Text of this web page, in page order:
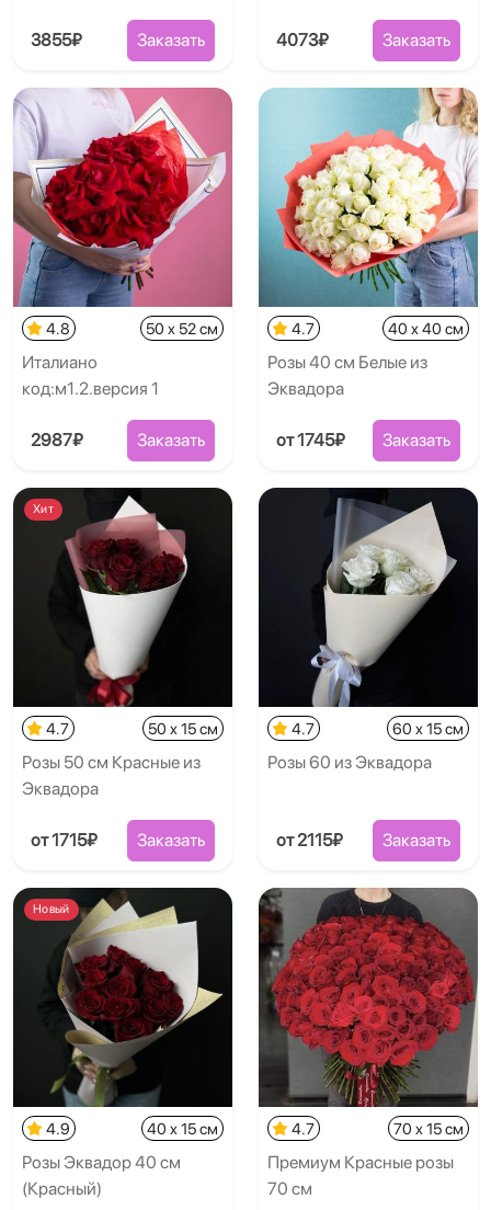
3855₽ Заказать 4073₽ Заказать
4.8 50 x 52 см
Италиано
код:м1.2.версия 1
2987₽ Заказать
4.7 40 x 40 см
Розы 40 см Белые из
Эквадора
от 1745₽ Заказать
Хит
4.7 50 x 15 см
Розы 50 см Красные из
Эквадора
от 1715₽ Заказать
4.7 60 x 15 см
Розы 60 из Эквадора
от 2115₽ Заказать
Новый
4.9 40 x 15 см
Розы Эквадор 40 см
(Красный)
4.7 70 x 15 см
Премиум Красные розы
70 см